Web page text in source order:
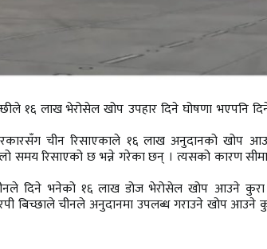
१६ लाख भेरोसेल खोप उपहार दिने घोषणा भएपनि
सरकारसँग चीन रिसाएकाले १६ लाख अनुदानको खोप
समय रिसाएको छ भन्ने गरेका छन् । त्यसको कारण
दिने भनेको १६ लाख डोज भेरोसेल खोप आउने कुरा
बिच्छाले चीनले अनुदानमा उपलब्ध गराउने खोप आउने